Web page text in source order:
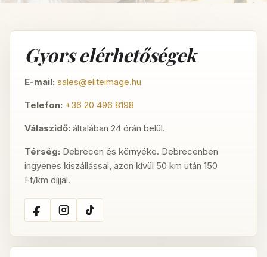
Gyors elérhetőségek
E-mail: sales@eliteimage.hu
Telefon: +36 20 496 8198
Válaszidő: általában 24 órán belül.
Térség: Debrecen és környéke. Debrecenben
ingyenes kiszállással, azon kívül 50 km után 150
Ft/km díjjal.